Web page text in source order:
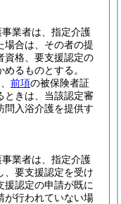
業者は、指定介護
場合は、その者の提
資格、要支援認定の
るものとする。
前項の被保険者証
ときは、当該認定審
問入浴介護を提供す
業者は、指定介護
、要支援認定を受け
援認定の申請が既に
が行われていない場